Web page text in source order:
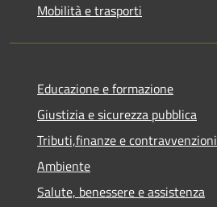
Mobilità e trasporti
Educazione e formazione
Giustizia e sicurezza pubblica
Tributi,finanze e contravvenzioni
Ambiente
Salute, benessere e assistenza